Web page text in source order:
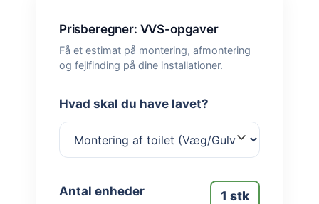
Prisberegner: VVS-opgaver
Få et estimat på montering, afmontering
og fejlfinding på dine installationer.
Hvad skal du have lavet?
Antal enheder 1 stk